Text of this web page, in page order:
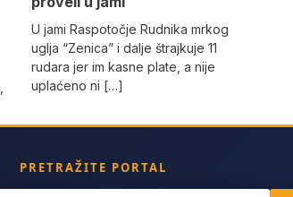
U jami Raspotočje Rudnika mrkog
uglja “Zenica” i dalje štrajkuje 11
rudara jer im kasne plate, a nije
uplaćeno ni […]
PRETRAŽITE PORTAL